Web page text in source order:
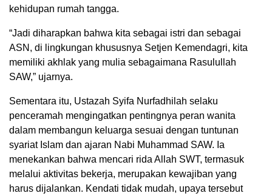
kehidupan rumah tangga.
“Jadi diharapkan bahwa kita sebagai istri dan sebagai
ASN, di lingkungan khususnya Setjen Kemendagri, kita
memiliki akhlak yang mulia sebagaimana Rasulullah
SAW,” ujarnya.
Sementara itu, Ustazah Syifa Nurfadhilah selaku
penceramah mengingatkan pentingnya peran wanita
dalam membangun keluarga sesuai dengan tuntunan
syariat Islam dan ajaran Nabi Muhammad SAW. Ia
menekankan bahwa mencari rida Allah SWT, termasuk
melalui aktivitas bekerja, merupakan kewajiban yang
harus dijalankan. Kendati tidak mudah, upaya tersebut